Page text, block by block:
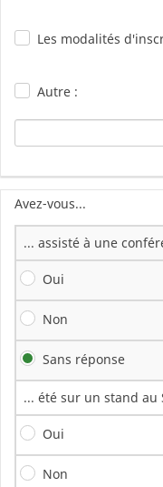
Les modalités
Autre :
Avez-vous...
... assisté à une
Oui
Non
Sans réponse
... été sur un stand au
Oui
Non